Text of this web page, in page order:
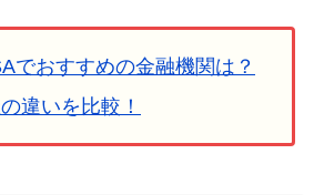
でおすすめの金融機関は？
違いを比較！